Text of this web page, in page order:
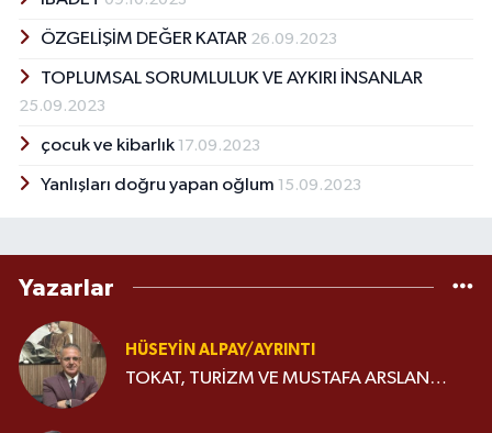
ÖZGELİŞİM DEĞER KATAR 26.09.2023
TOPLUMSAL SORUMLULUK VE AYKIRI İNSANLAR
25.09.2023
çocuk ve kibarlık 17.09.2023
Yanlışları doğru yapan oğlum 15.09.2023
Yazarlar
HÜSEYIN ALPAY/AYRINTI
TOKAT, TURİZM VE MUSTAFA ARSLAN…